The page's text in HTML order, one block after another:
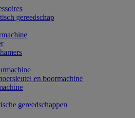
gereedschap
en boormachine
gereedschappen